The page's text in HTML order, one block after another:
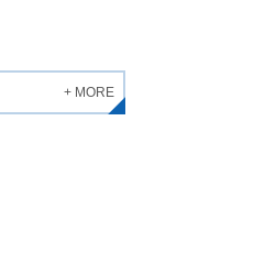
+ MORE